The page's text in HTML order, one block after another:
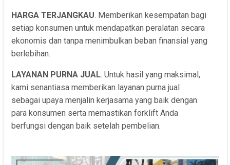
HARGA TERJANGKAU. Memberikan kesempatan bagi
setiap konsumen untuk mendapatkan peralatan secara
ekonomis dan tanpa menimbulkan beban finansial yang
berlebihan.
LAYANAN PURNA JUAL. Untuk hasil yang maksimal,
kami senantiasa memberikan layanan purna jual
sebagai upaya menjalin kerjasama yang baik dengan
para konsumen serta memastikan forklift Anda
berfungsi dengan baik setelah pembelian.